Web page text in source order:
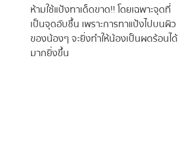
ห้ามใช้แป้งทาเด็ดขาด!! โดยเฉพาะจุดที่
เป็นจุดอับชื้น เพราะการทาแป้งไปบนผิว
ของน้องๆ จะยิ่งทำให้น้องเป็นผดร้อนได้
มากยิ่งขึ้น